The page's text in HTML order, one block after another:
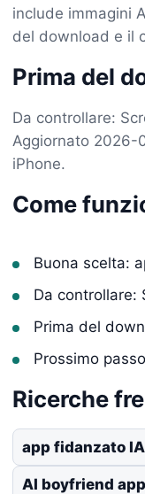
include immagini
del download e il
Prima del
Da controllare:
Aggiornato 2026-
iPhone.
Come
Buona scelta:
Da controllare:
Prima del
Prossimo
Ricerche
app fidanzato
AI boyfriend